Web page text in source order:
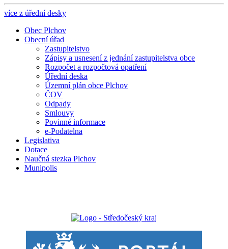
více z úřední desky
Obec Plchov
Obecní úřad
Zastupitelstvo
Zápisy a usnesení z jednání zastupitelstva obce
Rozpočet a rozpočtová opatření
Úřední deska
Územní plán obce Plchov
ČOV
Odpady
Smlouvy
Povinné informace
e-Podatelna
Legislativa
Dotace
Naučná stezka Plchov
Munipolis